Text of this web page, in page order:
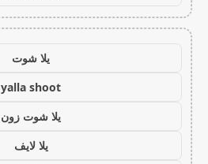
يلا شوت
yalla shoot
يلا شوت زون
يلا لايف